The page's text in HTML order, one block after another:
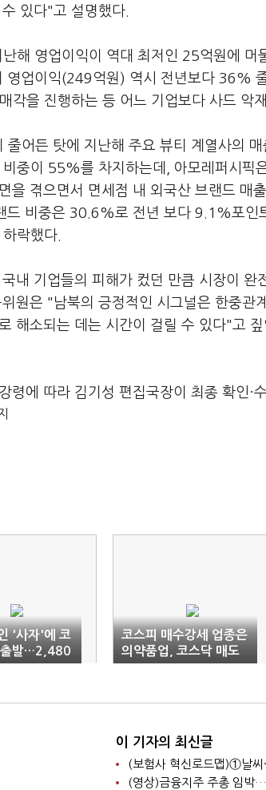
있다"고 설명했다.
해 영업이익이 역대 최저인 25억원에 머
영업이익(249억원) 역시 전년보다 36%
각을 진행하는 등 어느 기업보다 사드 악
줄어든 탓에 지난해 주요 뷰티 계열사의
중이 55%를 차지하는데, 아모레퍼시픽
을 겪으면서 면세점 내 외국산 브랜드
비중은 30.6%로 전년 보다 9.1%포인
락했다.
내 기업들의 피해가 컸던 만큼 시장이 완
원은 "남북의 긍정적인 시그널은 한중관
해소되는 데는 시간이 걸릴 수 있다"고 짚
령에 따라 김기성 편집국장이 최종 확인·
'사자'에 코
출발…2,480
코스피 매수강세 업종은
의약품업, 코스닥 매도
강세종목은 종이?목재
이 기자의 최신글
(영상)금융지주 주총 임박